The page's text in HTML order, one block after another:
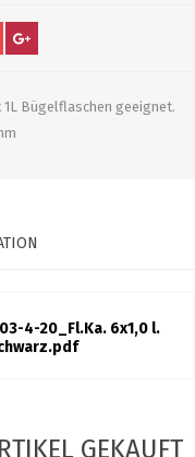
1L Bügelflaschen geeignet.
4-20_Fl.Ka. 6x1,0 l.
GEKAUFT